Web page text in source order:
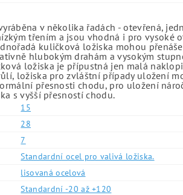
v několika řadách - otevřená,
třením a jsou vhodná i pro vysoké
kuličková ložiska mohou
hlubokým drahám a vysokým
ložiska je přípustná jen malá
ložiska pro zvláštní případy uložení
přesnosti chodu, pro uložení
s vyšší přesností chodu.
15
28
7
Standardní ocel pro valivá ložiska.
lisovaná ocelová
Standardní -20 až +120